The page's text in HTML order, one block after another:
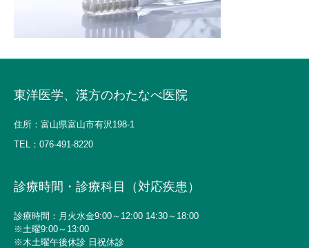
東洋医学、漢方のわたなべ医院
住所：富山県富山市有沢198-1
TEL： 076-491-8220
診療時間・診療科目（対応疾患）
診療時間：月火水金9:00～12:00 14:30～18:00
※土曜9:00～13:00
※木土曜午後休診 日祝休診